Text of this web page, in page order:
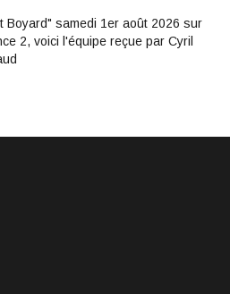
Boyard" samedi 1er août 2026 sur
2, voici l'équipe reçue par Cyril